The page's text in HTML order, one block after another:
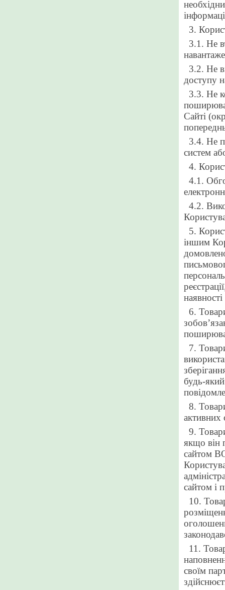
3.
3.1. Не
3.2. Не
доступу
3.3. Не
Сайті
3.4. Не
систем
4.
4.1.
4.2.
5.
іншим
6.
зобов’
7.
будь-
8.
активних
9.
якщо він
сайтом
сайтом і
10.
11.
своїм